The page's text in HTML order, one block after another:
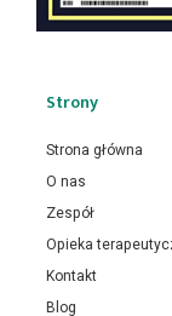
Strony
Strona główna
O nas
Zespół
Opieka
Kontakt
Blog